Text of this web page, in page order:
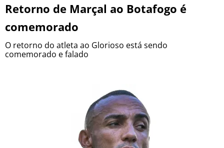
Retorno de Marçal ao Botafogo é
comemorado
O retorno do atleta ao Glorioso está sendo
comemorado e falado